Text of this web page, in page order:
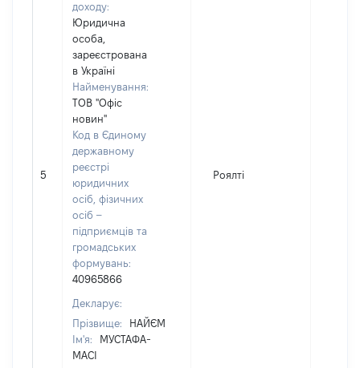
5
доходу:
Юридична
особа,
зареєстрована
в Україні
Найменування:
ТОВ "Офіс
новин"
Код в Єдиному
державному
реєстрі
юридичних
осіб, фізичних
осіб –
підприємців та
громадських
формувань:
40965866
Декларує:
Прізвище:
НАЙЄМ
Ім'я:
МУСТАФА-
МАСІ
Роялті